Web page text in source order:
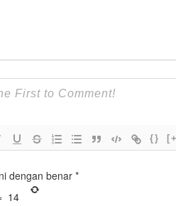
{}
dengan benar*
14